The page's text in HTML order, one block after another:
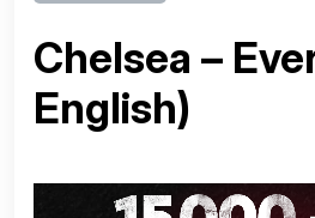
Chelsea –
English)